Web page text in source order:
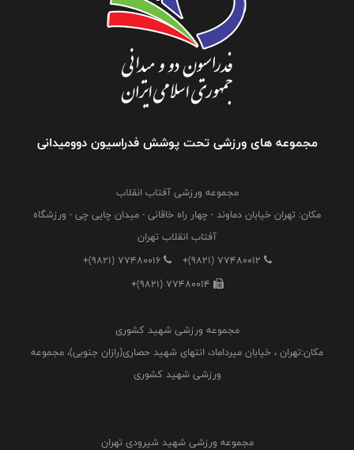
مجموعه های ورزشی تحت پوشش فدراسیون دوومیدانی
مجموعه ورزشی آفتاب انقلاب
مکان: تهران خیابان دماوند - چهار راه خاقانی - میدان چایی چی - ورزشگاه
آفتاب انقلاب تهران
+(9821) 77480012
+(9821) 77480016
+(9821) 77480014
مجموعه ورزشی شهید کشوری
مکان:تهران ، خیابان میرداماد، انتهای شهید حصاری(رازان جنوبی)، مجموعه
ورزشی شهید کشوری
مجموعه ورزشی شهید شیرودی تهران